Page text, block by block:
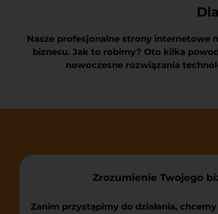
Nasze profesjonalne strony internetowe
biznesu. Jak to robimy? Oto kilka
nowoczesne rozwiązania
Zrozumienie Twojego
Zanim przystąpimy do działania,